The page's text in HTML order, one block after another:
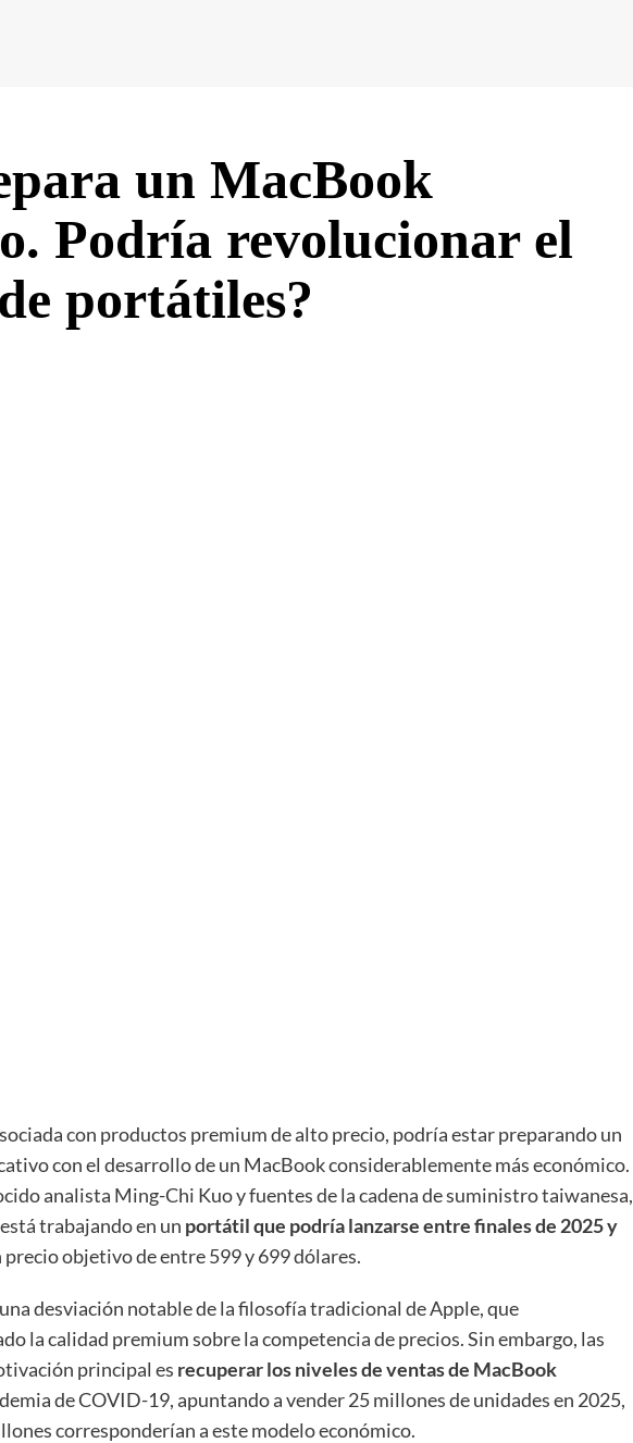
un MacBook
Podría revolucionar el
portátiles?
con productos premium de alto precio, podría estar preparando un
con el desarrollo de un MacBook considerablemente más económico.
analista Ming-Chi Kuo y fuentes de la cadena de suministro taiwanesa,
trabajando en un portátil que podría lanzarse entre finales de 2025 y
precio objetivo de entre 599 y 699 dólares.
desviación notable de la filosofía tradicional de Apple, que
la calidad premium sobre la competencia de precios. Sin embargo, las
principal es recuperar los niveles de ventas de MacBook
de COVID-19, apuntando a vender 25 millones de unidades en 2025,
corresponderían a este modelo económico.